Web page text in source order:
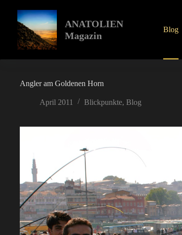
springen
ANATOLIEN
Magazin
Blog
Angler am Goldenen Horn
April 2011 Blickpunkte, Blog